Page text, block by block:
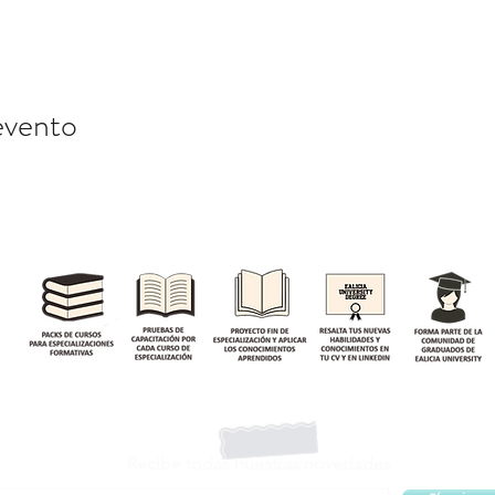
Recibe todas nuestras novedades